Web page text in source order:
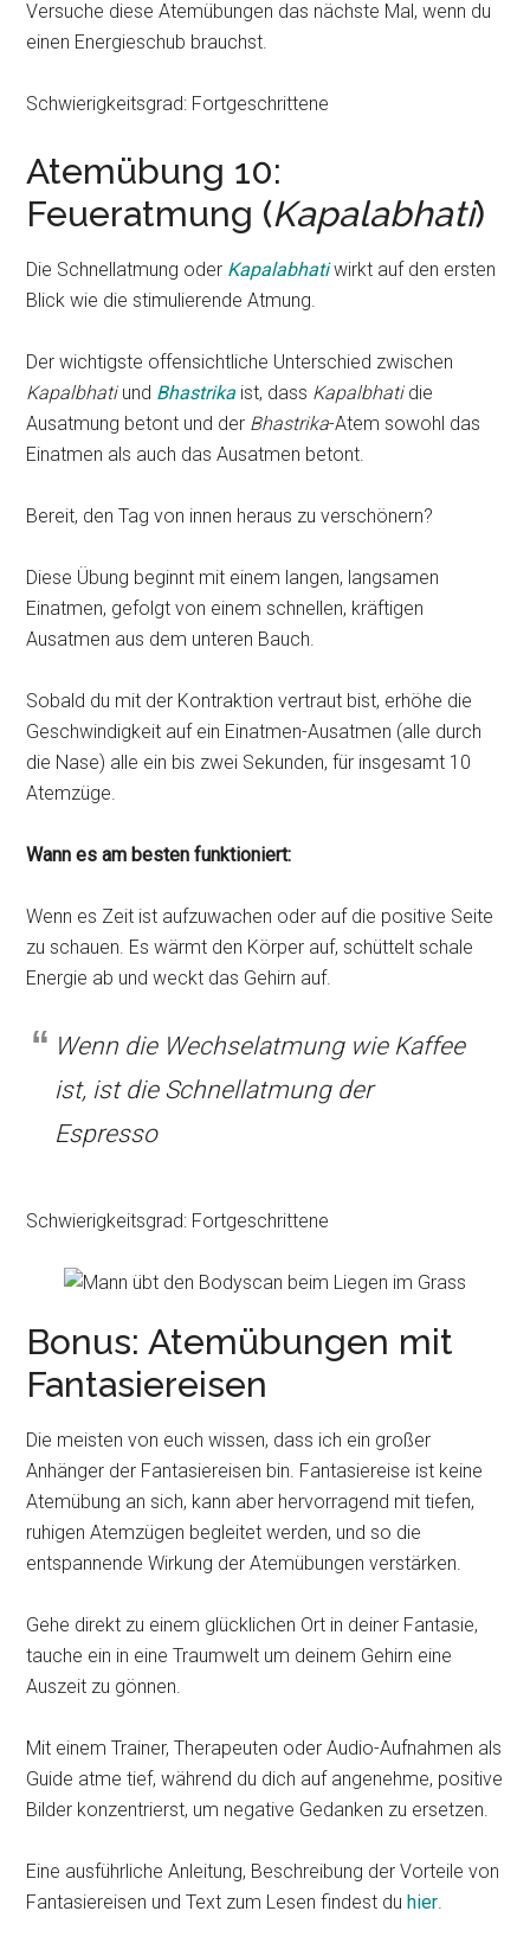
Versuche diese Atemübungen das nächste Mal, wenn du
einen Energieschub brauchst.
Schwierigkeitsgrad: Fortgeschrittene
Atemübung 10:
Feueratmung (Kapalabhati)
Die Schnellatmung oder Kapalabhati wirkt auf den ersten
Blick wie die stimulierende Atmung.
Der wichtigste offensichtliche Unterschied zwischen
Kapalbhatiund Bhastrika ist, dass Kapalbhatidie
Ausatmung betont und der Bhastrika-Atem sowohl das
Einatmen als auch das Ausatmen betont.
Bereit, den Tag von innen heraus zu verschönern?
Diese Übung beginnt mit einem langen, langsamen
Einatmen, gefolgt von einem schnellen, kräftigen
Ausatmen aus dem unteren Bauch.
Sobald du mit der Kontraktion vertraut bist, erhöhe die
Geschwindigkeit auf ein Einatmen-Ausatmen (alle durch
die Nase) alle ein bis zwei Sekunden, für insgesamt 10
Atemzüge.
Wann es am besten funktioniert:
Wenn es Zeit ist aufzuwachen oder auf die positive Seite
zu schauen. Es wärmt den Körper auf, schüttelt schale
Energie ab und weckt das Gehirn auf.
Wenn die Wechselatmung wie Kaffee
ist, ist die Schnellatmung der
Espresso
Schwierigkeitsgrad: Fortgeschrittene
Bonus: Atemübungen mit
Fantasiereisen
Die meisten von euch wissen, dass ich ein großer
Anhänger der Fantasiereisen bin. Fantasiereise ist keine
Atemübung an sich, kann aber hervorragend mit tiefen,
ruhigen Atemzügen begleitet werden, und so die
entspannende Wirkung der Atemübungen verstärken.
Gehe direkt zu einem glücklichen Ort in deiner Fantasie,
tauche ein in eine Traumwelt um deinem Gehirn eine
Auszeit zu gönnen.
Mit einem Trainer, Therapeuten oder Audio-Aufnahmen als
Guide atme tief, während du dich auf angenehme, positive
Bilder konzentrierst, um negative Gedanken zu ersetzen.
Eine ausführliche Anleitung, Beschreibung der Vorteile von
Fantasiereisen und Text zum Lesen findest du hier.